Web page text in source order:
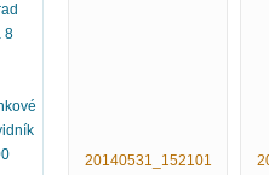
8
20140531_152101